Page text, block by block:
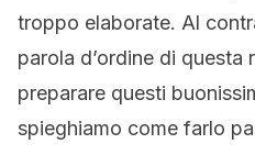
troppo elaborate. Al
parola d’ordine di questa
preparare questi
spieghiamo come farlo